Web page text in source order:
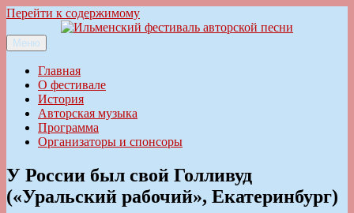
Перейти к содержимому
Ильменский фестиваль авторской песни
Меню
Главная
О фестивале
История
Авторская музыка
Программа
Организаторы и спонсоры
У России был свой Голливуд
(«Уральский рабочий», Екатеринбург)